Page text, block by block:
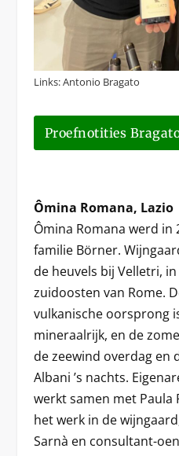
Links: Antonio Bragato
Proefnotities
Ômina Romana, Lazio
Ômina Romana werd
familie Börner.
de heuvels bij Velletri,
zuidoosten van Rome.
vulkanische oorsprong
mineraalrijk, en de
de zeewind overdag en
Albani ’s nachts.
werkt samen met Paula
het werk in de
Sarnà en consultant-